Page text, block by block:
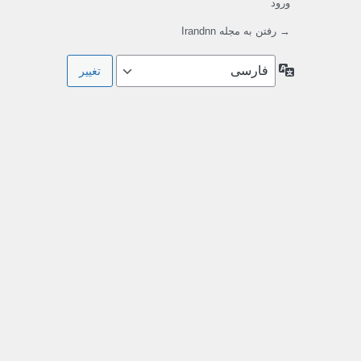
ورود
→ رفتن به مجله Irandnn
زبان